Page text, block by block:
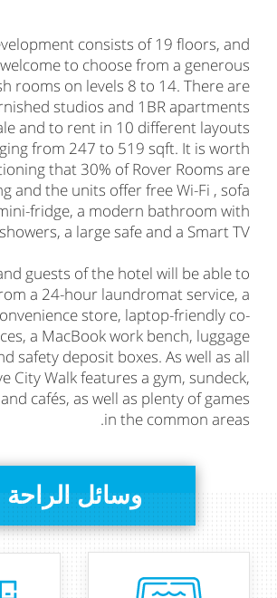
consists of 19 floors, and
to choose from a generous
rooms on levels 8 to 14. There are
studios and 1BR apartments
and to rent in 10 different layouts
from 247 to 519 sqft. It is worth
that 30% of Rover Rooms are
and the units offer free Wi-Fi , sofa
fridge, a modern bathroom with
a large safe and a Smart TV.
guests of the hotel will be able to
a 24-hour laundromat service, a
store, laptop-friendly co-
a MacBook work bench, luggage
safety deposit boxes. As well as all
City Walk features a gym, sundeck,
cafés, as well as plenty of games
in the common areas.
وسائل الراحة